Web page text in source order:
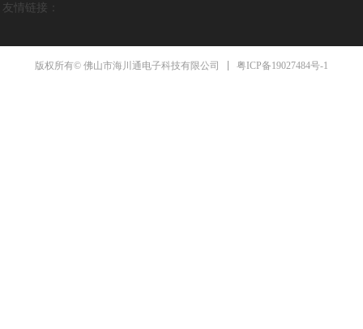
友情链接：
版权所有© 佛山市海川通电子科技有限公司 粤ICP备19027484号-1